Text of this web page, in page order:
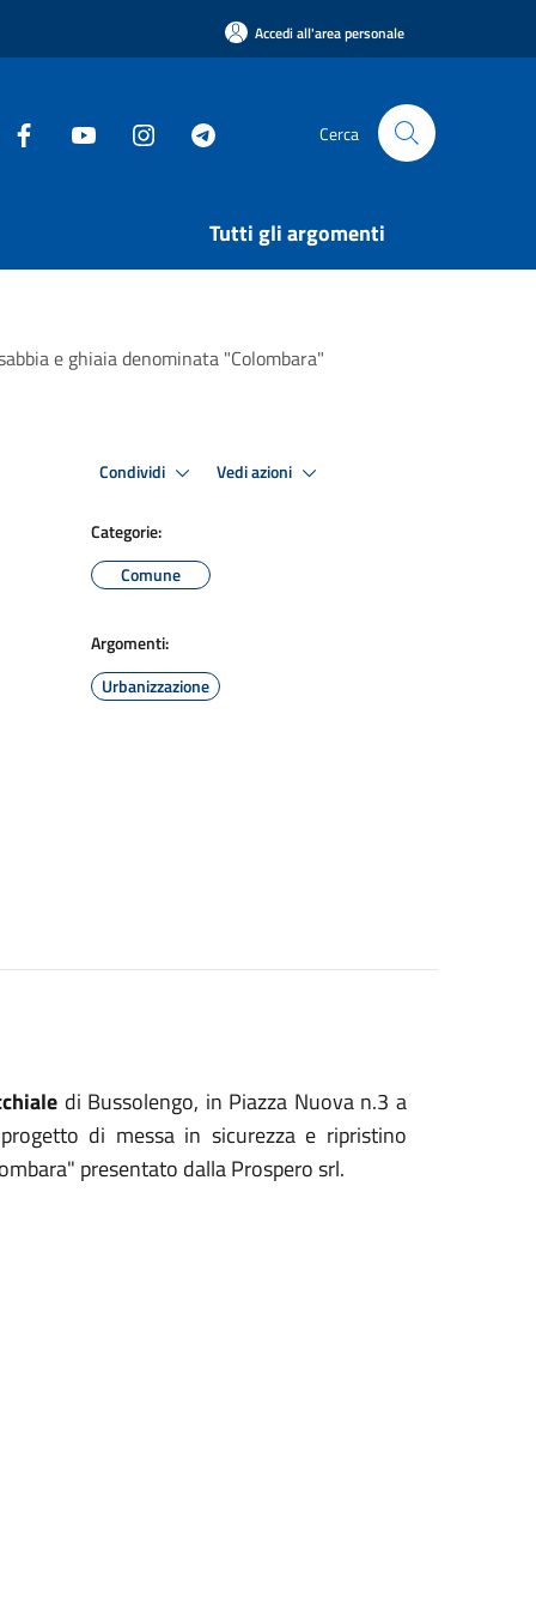
Accedi all'area personale
Cerca
Tutti gli argomenti
e ghiaia denominata "Colombara"
Condividi Vedi azioni
Categorie:
Comune
Argomenti:
Urbanizzazione
di Bussolengo, in Piazza Nuova n.3 a
di messa in sicurezza e ripristino
presentato dalla Prospero srl.